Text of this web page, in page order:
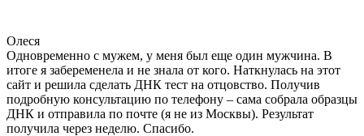
Олеся
Одновременно с мужем, у меня был еще один мужчина. В
итоге я забеременела и не знала от кого. Наткнулась на этот
сайт и решила сделать ДНК тест на отцовство. Получив
подробную консультацию по телефону – сама собрала образцы
ДНК и отправила по почте (я не из Москвы). Результат
получила через неделю. Спасибо.